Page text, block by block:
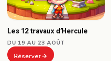
Les 12 travaux d’Hercule
DU 19 AU 23 AOÛT
Réserver